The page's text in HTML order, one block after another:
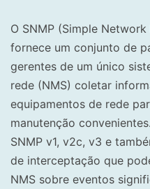
O SNMP (Simple
fornece um conjunto de
gerentes de um único
rede (NMS) coletar
equipamentos de rede
manutenção
SNMP v1, v2c, v3 e
de interceptação que
NMS sobre eventos